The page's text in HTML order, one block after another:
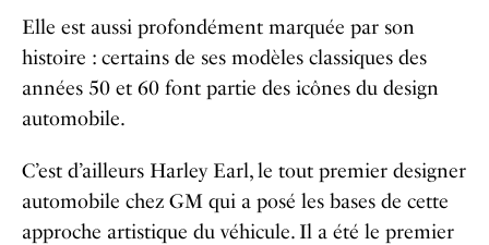
Elle est aussi profondément marquée par son
histoire : certains de ses modèles classiques des
années 50 et 60 font partie des icônes du design
automobile.
C’est d’ailleurs Harley Earl, le tout premier designer
automobile chez GM qui a posé les bases de cette
approche artistique du véhicule. Il a été le premier